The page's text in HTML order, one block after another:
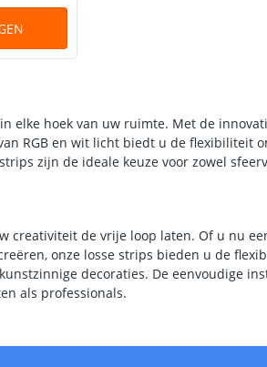
elke hoek van uw ruimte. Met de
RGB en wit licht biedt u de flexibiliteit
zijn de ideale keuze voor zowel
creativiteit de vrije loop laten. Of u nu
onze losse strips bieden u de
decoraties. De eenvoudige
als professionals.